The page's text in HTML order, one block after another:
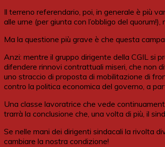
Il terreno referendario, poi, in generale è più
alle urne (per giunta con l’obbligo del
Ma la questione più grave è che questa
Anzi: mentre il gruppo dirigente della CGIL si
difendere rinnovi contrattuali miseri, che non
uno straccio di proposta di mobilitazione di
contro la politica economica del governo, a
Una classe lavoratrice che vede
trarrà la conclusione che, una volta di più, il
Se nelle mani dei dirigenti sindacali la rivolta
cambiare la nostra condizione!